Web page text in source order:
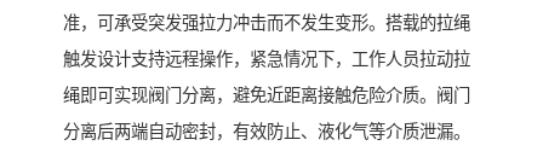
准，可承受突发强拉力冲击而不发生变形。搭载的拉绳
触发设计支持远程操作，紧急情况下，工作人员拉动拉
绳即可实现阀门分离，避免近距离接触危险介质。阀门
分离后两端自动密封，有效防止、液化气等介质泄漏。